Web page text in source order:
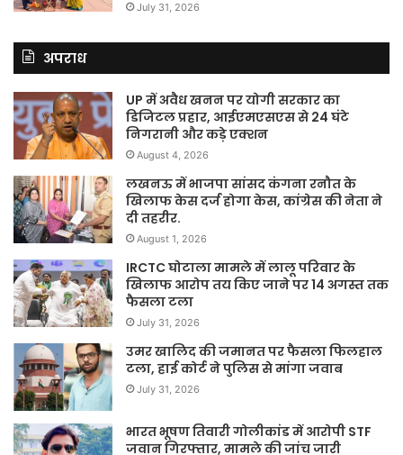
July 31, 2026
अपराध
UP में अवैध खनन पर योगी सरकार का
डिजिटल प्रहार, आईएमएसएस से 24 घंटे
निगरानी और कड़े एक्शन
August 4, 2026
लखनऊ में भाजपा सांसद कंगना रनौत के
खिलाफ केस दर्ज होगा केस, कांग्रेस की नेता ने
दी तहरीर.
August 1, 2026
IRCTC घोटाला मामले में लालू परिवार के
खिलाफ आरोप तय किए जाने पर 14 अगस्त तक
फैसला टला
July 31, 2026
उमर खालिद की जमानत पर फैसला फिलहाल
टला, हाई कोर्ट ने पुलिस से मांगा जवाब
July 31, 2026
भारत भूषण तिवारी गोलीकांड में आरोपी STF
जवान गिरफ्तार, मामले की जांच जारी